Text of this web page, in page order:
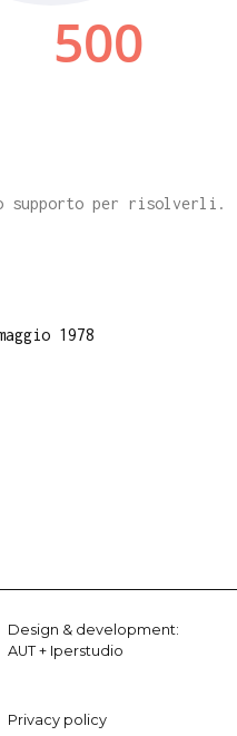
supporto per risolverli.
1978
Design & development:
AUT+ Iperstudio
Privacy policy